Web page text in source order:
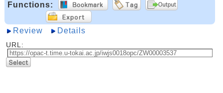
Functions:
Review Details
URL: